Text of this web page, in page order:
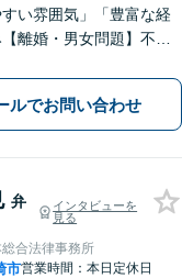
い雰囲気」「豊富な経
離婚・男女問題】不
相続遺言】穏便な解決を
。交通事故、刑事事
どにも対応【休日の対
ルでお問い合わせ
弁
インタビューを
見る
合法律事務所
市営業時間：本日定休日